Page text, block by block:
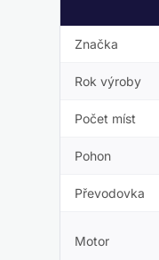
Značka
Rok výroby
Počet míst
Pohon
Převodovka
Motor